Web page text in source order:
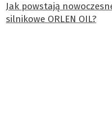
Jak powstają
silnikowe ORLEN OIL?